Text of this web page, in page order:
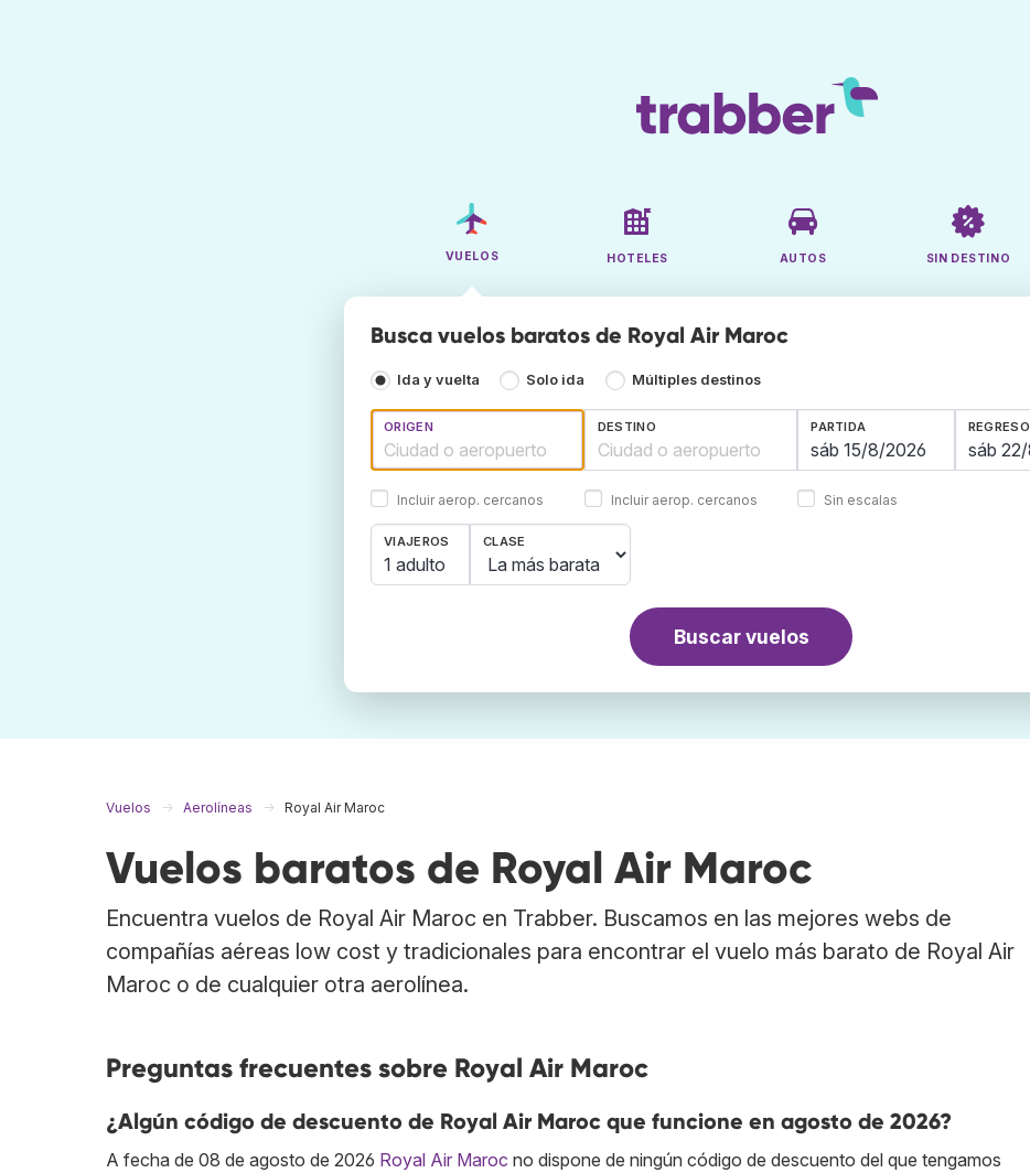
VUELOS HOTELES AUTOS SIN DESTINO
Busca vuelos baratos de Royal Air Maroc
Ida y vuelta Solo ida Múltiples destinos
ORIGEN
Incluir aerop. cercanos
DESTINO
Incluir aerop. cercanos
PARTIDA REGRESO
Sin escalas
VIAJEROS
1 adulto
CLASE
Buscar vuelos
Vuelos Aerolíneas Royal Air Maroc
Vuelos baratos de Royal Air Maroc
Encuentra vuelos de Royal Air Maroc en Trabber. Buscamos en las mejores webs de
compañías aéreas low cost y tradicionales para encontrar el vuelo más barato de Royal Air
Maroc o de cualquier otra aerolínea.
Preguntas frecuentes sobre Royal Air Maroc
¿Algún código de descuento de Royal Air Maroc que funcione en agosto de 2026?
A fecha de 08 de agosto de 2026 Royal Air Maroc no dispone de ningún código de descuento del que tengamos